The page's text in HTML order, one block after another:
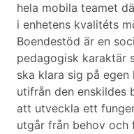
hela mobila teamet
i enhetens kvalitéts
Boendestöd är en
pedagogisk karaktär
ska klara sig på egen
utifrån den enskildes
att utveckla ett
utgår från behov och